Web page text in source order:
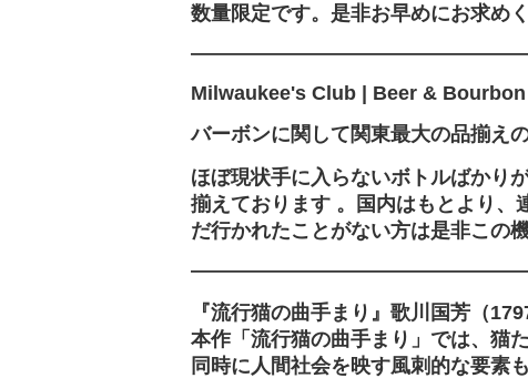
数量限定です。是非お早めにお求め
Milwaukee's Club | Beer &
バーボンに関して関東最大の品揃え
ほぼ現状手に入らないボトルばかり
揃えております 。国内はもとより、
だ行かれたことがない方は是非この
『流行猫の曲手まり』歌川国芳（
本作「流行猫の曲手まり」では、猫
同時に人間社会を映す風刺的な要素